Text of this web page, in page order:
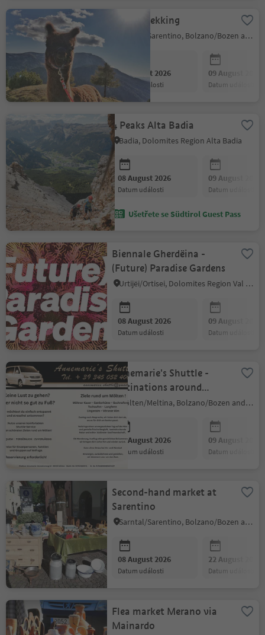
Alpakatrekking
Sarntal/Sarentino, Bolzano/Bozen and environs
08 August 2026
datum události
09 August 2026
datum události
4 Peaks Alta Badia
Badia, Dolomites Region Alta Badia
08 August 2026
datum události
09 August 2026
datum události
Ušetřete se Südtirol Guest Pass
Biennale Gherdëina -
(Future) Paradise Gardens
Urtijëi/Ortisei, Dolomites Region Val Gardena
08 August 2026
datum události
09 August 2026
datum události
Annemarie's Shuttle -
destinations around
Mölten!
Mölten/Meltina, Bolzano/Bozen and environs
08 August 2026
datum události
09 August 2026
datum události
Second-hand market at
Sarentino
Sarntal/Sarentino, Bolzano/Bozen and environs
08 August 2026
datum události
22 August 2026
datum události
Flea market Merano via
Mainardo